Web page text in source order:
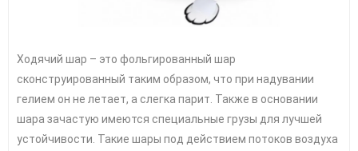
Ходячий шар – это фольгированный шар
сконструированный таким образом, что при надувании
гелием он не летает, а слегка парит. Также в основании
шара зачастую имеются специальные грузы для лучшей
устойчивости. Такие шары под действием потоков воздуха